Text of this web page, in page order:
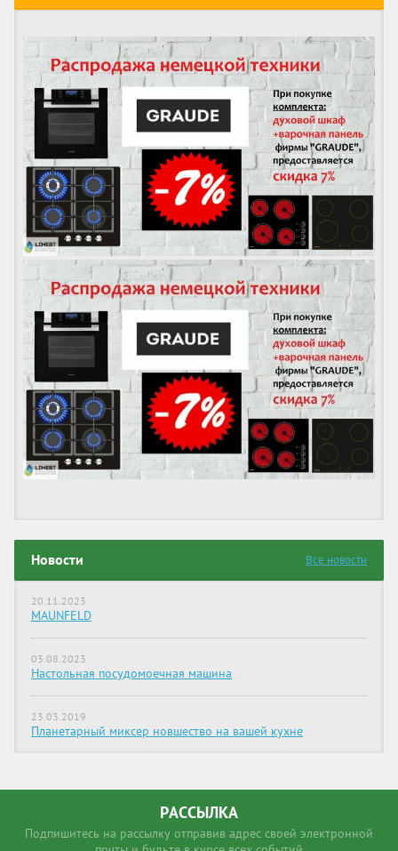
Новости Все новости
20.11.2023
MAUNFELD
03.08.2023
Настольная посудомоечная машина
23.03.2019
Планетарный миксер новшество на вашей кухне
РАССЫЛКА
Подпишитесь на рассылку отправив адрес своей электронной